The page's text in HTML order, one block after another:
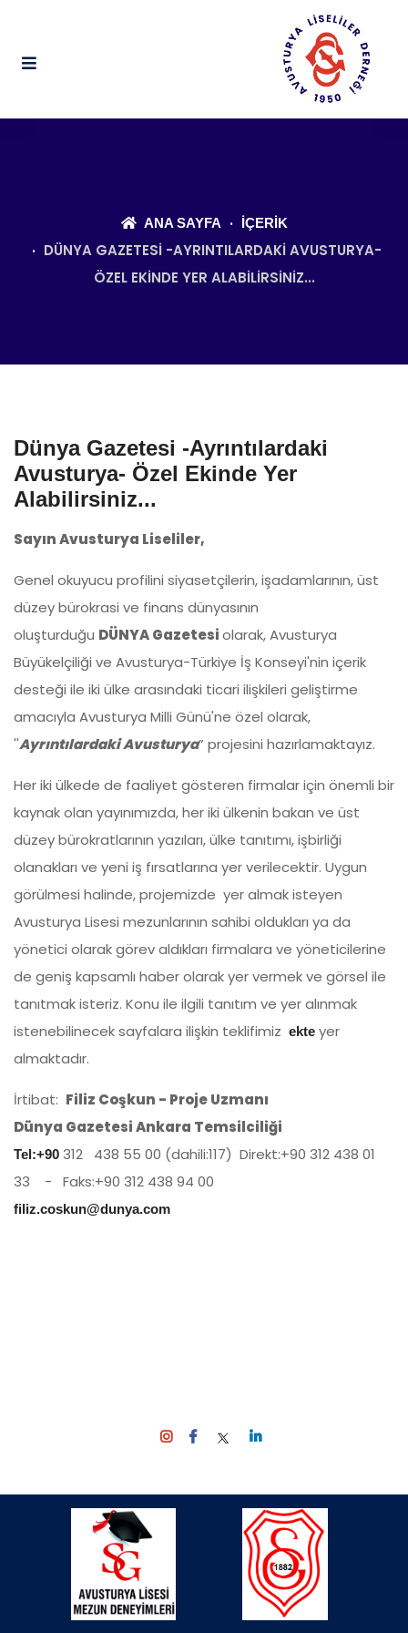
ANA SAYFA İÇERIK
DÜNYA GAZETESI -AYRINTILARDAKI AVUSTURYA-
ÖZEL EKINDE YER ALABILIRSINIZ...
Dünya Gazetesi -Ayrıntılardaki
Avusturya- Özel Ekinde Yer
Alabilirsiniz...
Sayın Avusturya Liseliler,
Genel okuyucu profilini siyasetçilerin, işadamlarının, üst
düzey bürokrasi ve finans dünyasının
oluşturduğu DÜNYA Gazetesiolarak, Avusturya
Büyükelçiliği ve Avusturya-Türkiye İş Konseyi'nin içerik
desteği ile iki ülke arasındaki ticari ilişkileri geliştirme
amacıyla Avusturya Milli Günü'ne özel olarak,
''Ayrıntılardaki Avusturya” projesini hazırlamaktayız.
Her iki ülkede de faaliyet gösteren firmalar için önemli bir
kaynak olan yayınımızda, her iki ülkenin bakan ve üst
düzey bürokratlarının yazıları, ülke tanıtımı, işbirliği
olanakları ve yeni iş fırsatlarına yer verilecektir. Uygun
görülmesi halinde, projemizde yer almak isteyen
Avusturya Lisesi mezunlarının sahibi oldukları ya da
yönetici olarak görev aldıkları firmalara ve yöneticilerine
de geniş kapsamlı haber olarak yer vermek ve görsel ile
tanıtmak isteriz. Konu ile ilgili tanıtım ve yer alınmak
istenebilinecek sayfalara ilişkin teklifimiz ekte yer
almaktadır.
İrtibat: Filiz Coşkun - Proje Uzmanı
Dünya Gazetesi Ankara Temsilciliği
Tel:+90 312 438 55 00 (dahili:117) Direkt:+90 312 438 01
33 - Faks:+90 312 438 94 00
filiz.coskun@dunya.com